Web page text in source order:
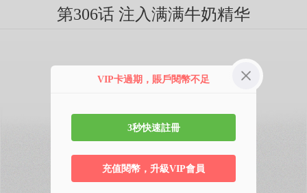
第306话 注入满满牛奶精华
VIP卡過期，賬戶閱幣不足
3秒快速註冊
充值閱幣，升級VIP會員